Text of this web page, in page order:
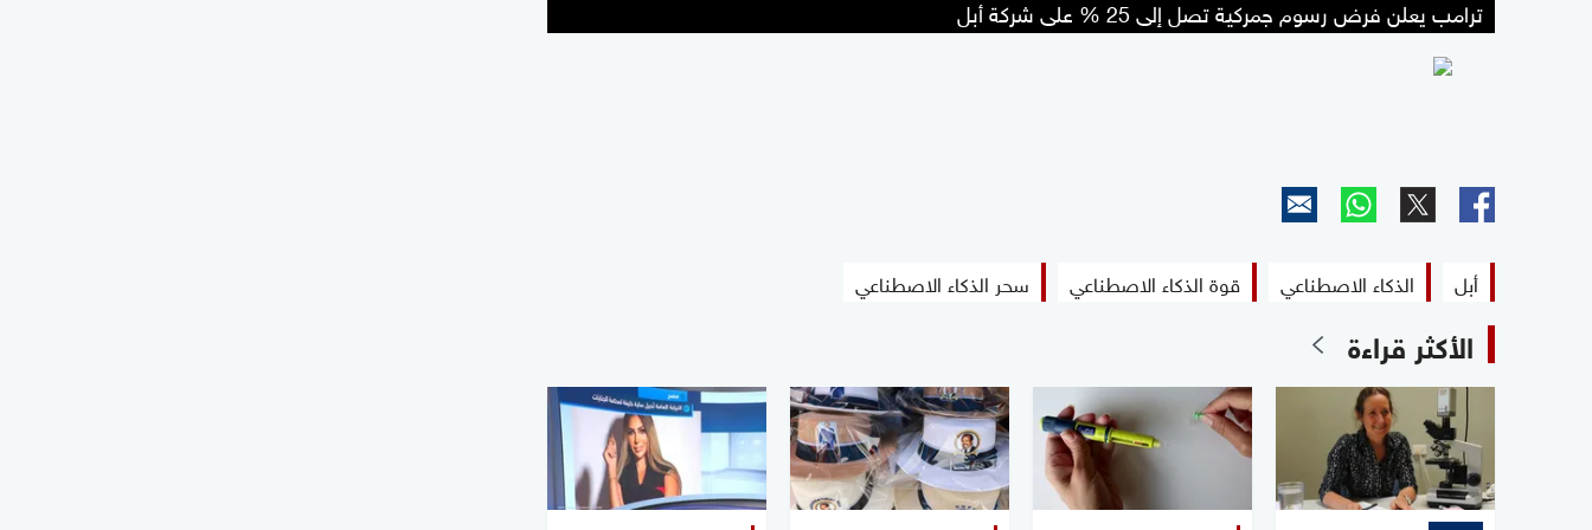
ترامب يعلن فرض رسوم جمركية تصل إلى 25 % على شركة أبل
أبل الذكاء الاصطناعي قوة الذكاء الاصطناعي سحر الذكاء الاصطناعي
الأكثر قراءة